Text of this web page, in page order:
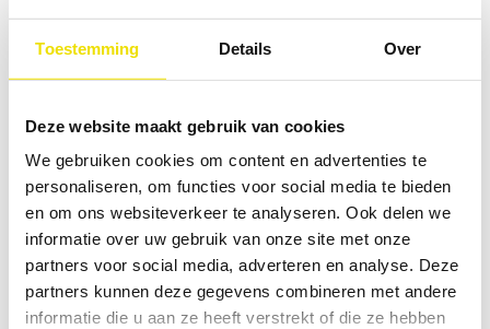
Toestemming Details Over
Deze website maakt gebruik van cookies
We gebruiken cookies om content en advertenties te
personaliseren, om functies voor social media te bieden
en om ons websiteverkeer te analyseren. Ook delen we
informatie over uw gebruik van onze site met onze
partners voor social media, adverteren en analyse. Deze
partners kunnen deze gegevens combineren met andere
informatie die u aan ze heeft verstrekt of die ze hebben
Application error: a client-side exception has occurred while
loadingwww.abd.nl(see the browser consolefor more
information).